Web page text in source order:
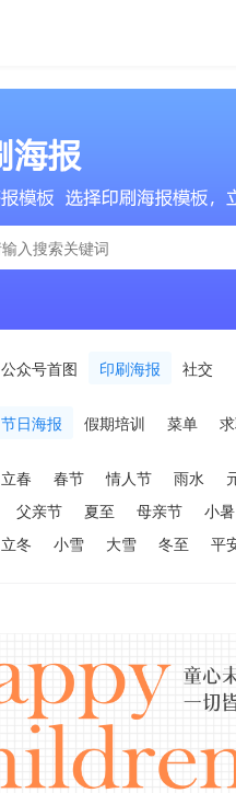
公众号首图 印刷海报 社交
节日海报 假期培训 菜单
立春 春节 情人节 雨水
父亲节 夏至 母亲节 小暑
立冬 小雪 大雪 冬至 平